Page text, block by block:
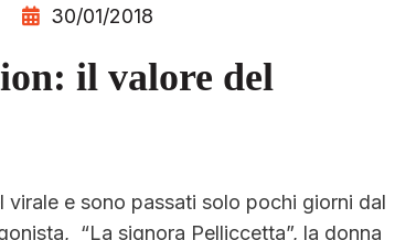
30/01/2018
il valore del
virale e sono passati solo pochi giorni dal
“La signora Pelliccetta”, la donna